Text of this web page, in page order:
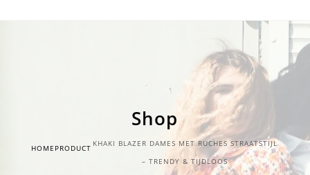
Shop
HOME PRODUCT KHAKI BLAZER DAMES MET RUCHES STRAATSTIJL
– TRENDY & TIJDLOOS